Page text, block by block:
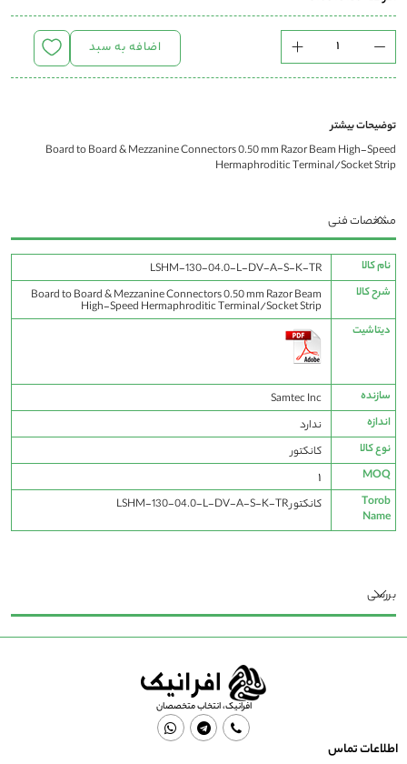
اضافه به سبد
توضیحات بیشتر
Board to Board & Mezzanine Connectors 0.50 mm Razor Beam High-Speed
Hermaphroditic Terminal/Socket Strip
مشخصات فنی
مشخصات
فنی
نام کالا
LSHM-130-04.0-L-DV-A-S-K-TR
شرح کالا
Board to Board & Mezzanine Connectors 0.50 mm Razor Beam
High-Speed Hermaphroditic Terminal/Socket Strip
دیتاشیت
سازنده
Samtec Inc
اندازه
ندارد
نوع کالا
کانکتور
MOQ
1
Torob
Name
کانکتور LSHM-130-04.0-L-DV-A-S-K-TR
بررسی
افرانیک، انتخاب متخصصان
اطلاعات تماس